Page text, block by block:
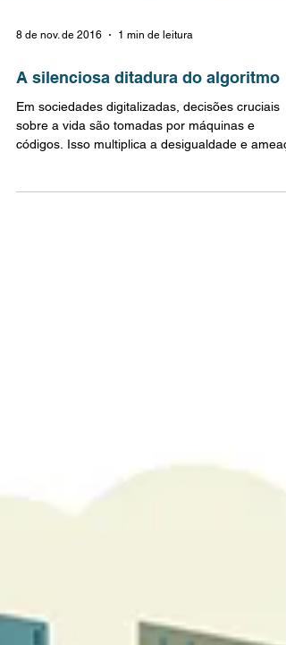
8 de nov. de 2016 1 min de leitura
A silenciosa ditadura do algoritmo
Em sociedades digitalizadas, decisões cruciais